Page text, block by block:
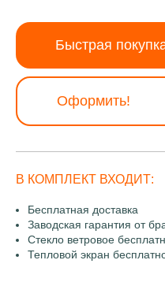
Быстрая
Оформить!
В КОМПЛЕКТ ВХОДИТ:
Бесплатная доставка
Заводская гарантия от
Стекло ветровое
Тепловой экран